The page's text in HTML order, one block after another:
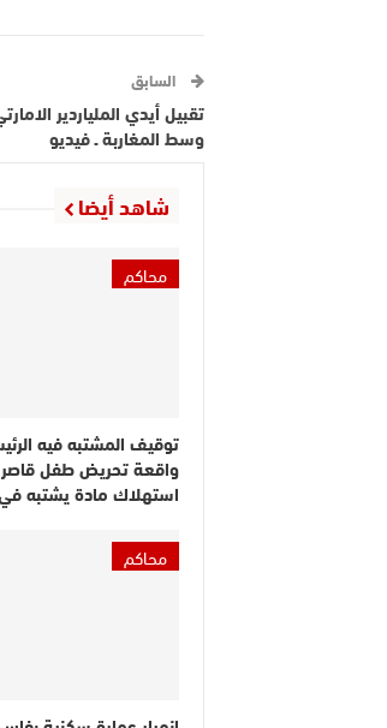
السابق
تقبيل أيدي الملياردير
وسط المغاربة ـ فيديو
شاهد أيضا
محاكم
توقيف المشتبه فيه
واقعة تحريض طفل
استهلاك مادة يشتبه
محاكم